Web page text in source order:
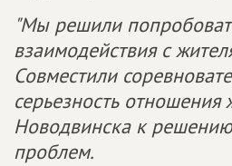
"Мы решили
взаимодействия с
Совместили
серьезность отношения
Новодвинска к
проблем.